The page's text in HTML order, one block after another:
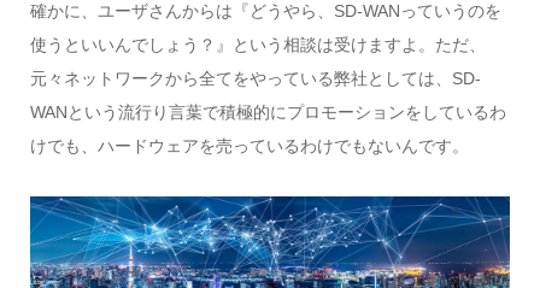
確かに、ユーザさんからは『どうやら、SD-WANっていうのを
使うといいんでしょう？』という相談は受けますよ。ただ、
元々ネットワークから全てをやっている弊社としては、SD-
WANという流行り言葉で積極的にプロモーションをしているわ
けでも、ハードウェアを売っているわけでもないんです。